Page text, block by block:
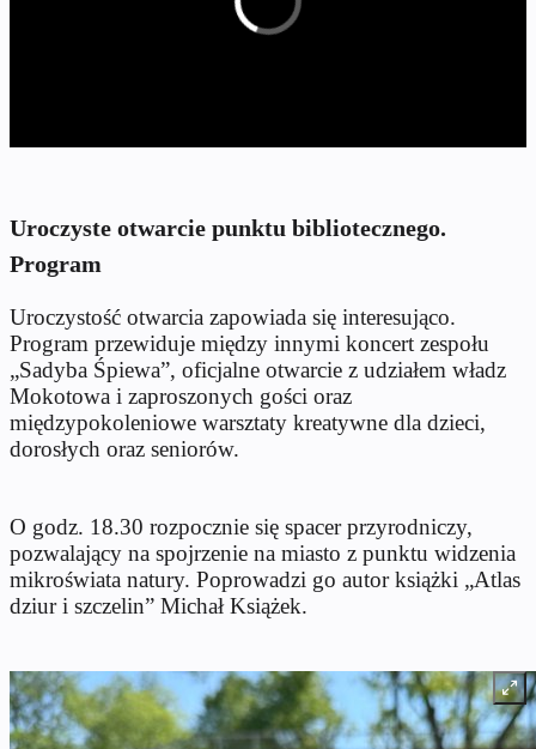
Uroczyste otwarcie punktu bibliotecznego.
Program
Uroczystość otwarcia zapowiada się interesująco.
Program przewiduje między innymi koncert zespołu
„Sadyba Śpiewa”, oficjalne otwarcie z udziałem władz
Mokotowa i zaproszonych gości oraz
międzypokoleniowe warsztaty kreatywne dla dzieci,
dorosłych oraz seniorów.
O godz. 18.30 rozpocznie się spacer przyrodniczy,
pozwalający na spojrzenie na miasto z punktu widzenia
mikroświata natury. Poprowadzi go autor książki „Atlas
dziur i szczelin” Michał Książek.